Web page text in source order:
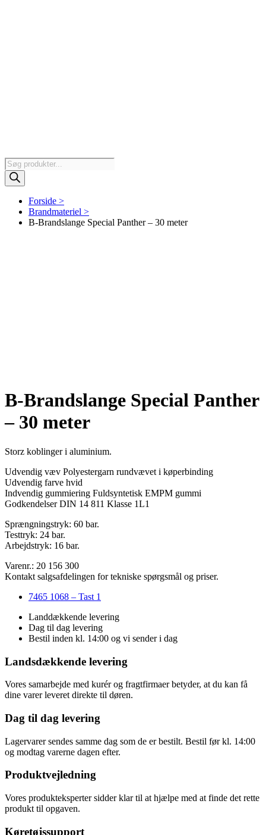
Products
search
Forside >
Brandmateriel >
B-Brandslange Special Panther – 30 meter
B-Brandslange Special Panther
– 30 meter
Storz koblinger i aluminium.
Udvendig væv Polyestergarn rundvævet i køperbinding
Udvendig farve hvid
Indvendig gummiering Fuldsyntetisk EMPM gummi
Godkendelser DIN 14 811 Klasse 1L1
Sprængningstryk: 60 bar.
Testtryk: 24 bar.
Arbejdstryk: 16 bar.
Varenr.: 20 156 300
Kontakt salgsafdelingen for tekniske spørgsmål og priser.
7465 1068 – Tast 1
Landdækkende levering
Dag til dag levering
Bestil inden kl. 14:00 og vi sender i dag
Landsdækkende levering
Vores samarbejde med kurér og fragtfirmaer betyder, at du kan få
dine varer leveret direkte til døren.
Dag til dag levering
Lagervarer sendes samme dag som de er bestilt. Bestil før kl. 14:00
og modtag varerne dagen efter.
Produktvejledning
Vores produkteksperter sidder klar til at hjælpe med at finde det rette
produkt til opgaven.
Køretøjssupport